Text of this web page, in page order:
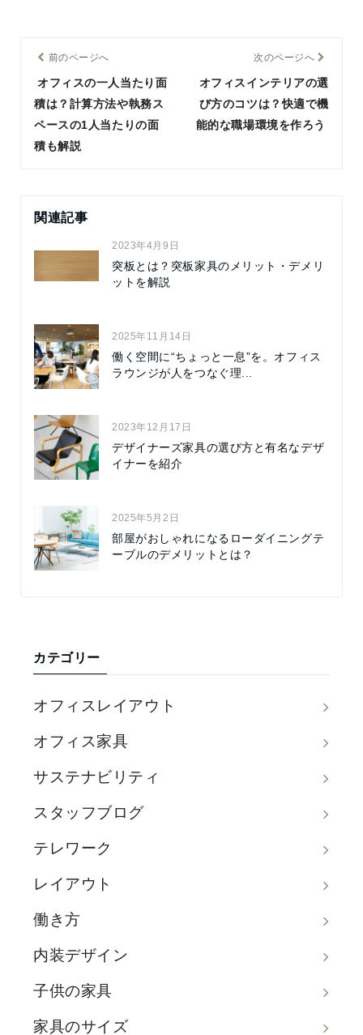
前のページへ
オフィスの一人当たり面
積は？計算方法や執務ス
ペースの1人当たりの面
積も解説
次のページへ
オフィスインテリアの選
び方のコツは？快適で機
能的な職場環境を作ろう
関連記事
2023年4月9日
突板とは？突板家具のメリット・デメリ
ットを解説
2025年11月14日
働く空間に“ちょっと一息”を。オフィス
ラウンジが人をつなぐ理...
2023年12月17日
デザイナーズ家具の選び方と有名なデザ
イナーを紹介
2025年5月2日
部屋がおしゃれになるローダイニングテ
ーブルのデメリットとは？
カテゴリー
オフィスレイアウト
オフィス家具
サステナビリティ
スタッフブログ
テレワーク
レイアウト
働き方
内装デザイン
子供の家具
家具のサイズ